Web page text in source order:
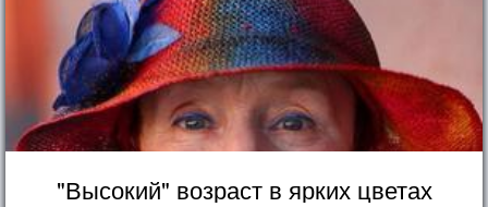
"Высокий" возраст в ярких цветах